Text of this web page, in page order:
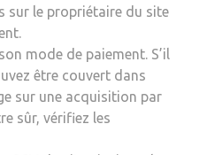
sur le propriétaire du site
mode de paiement. S’il
être couvert dans
sur une acquisition par
sûr, vérifiez les